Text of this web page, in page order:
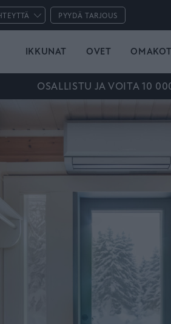
PYYDÄ TARJOUS
IKKUNAT OVET
OSALLISTU JA VOITA 10